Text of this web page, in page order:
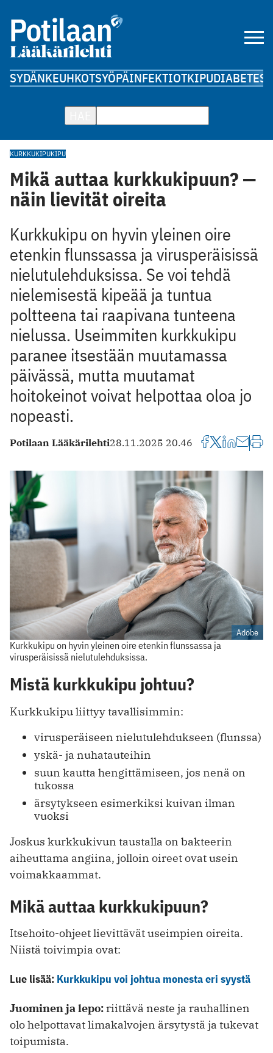
SYDÄNKEUHKOTSYÖPÄINFEKTIOTKIPUDIABETES
KURKKUKIPUKIPU
Mikä auttaa kurkkukipuun? —
näin lievität oireita
Kurkkukipu on hyvin yleinen oire
etenkin flunssassa ja virusperäisissä
nielutulehduksissa. Se voi tehdä
nielemisestä kipeää ja tuntua
poltteena tai raapivana tunteena
nielussa. Useimmiten kurkkukipu
paranee itsestään muutamassa
päivässä, mutta muutamat
hoitokeinot voivat helpottaa oloa jo
nopeasti.
Potilaan Lääkärilehti28.11.2025 20.46
Adobe
Kurkkukipu on hyvin yleinen oire etenkin flunssassa ja
virusperäisissä nielutulehduksissa.
Mistä kurkkukipu johtuu?
Kurkkukipu liittyy tavallisimmin:
virusperäiseen nielutulehdukseen (flunssa)
yskä- ja nuhatauteihin
suun kautta hengittämiseen, jos nenä on
tukossa
ärsytykseen esimerkiksi kuivan ilman
vuoksi
Joskus kurkkukivun taustalla on bakteerin
aiheuttama angiina, jolloin oireet ovat usein
voimakkaammat.
Mikä auttaa kurkkukipuun?
Itsehoito-ohjeet lievittävät useimpien oireita.
Niistä toivimpia ovat:
Lue lisää: Kurkkukipu voi johtua monesta eri syystä
Juominen ja lepo: riittävä neste ja rauhallinen
olo helpottavat limakalvojen ärsytystä ja tukevat
toipumista.